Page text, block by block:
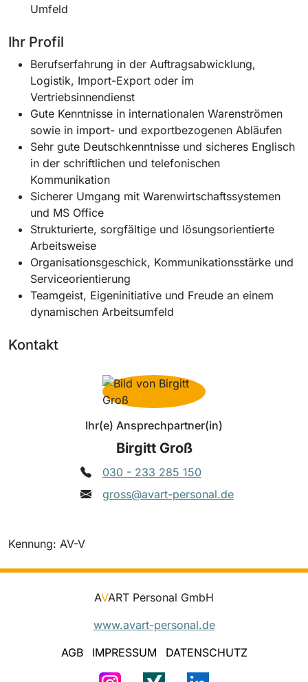
Umfeld
Ihr Profil
Berufserfahrung in der Auftragsabwicklung,
Logistik, Import-Export oder im
Vertriebsinnendienst
Gute Kenntnisse in internationalen Warenströmen
sowie in import- und exportbezogenen Abläufen
Sehr gute Deutschkenntnisse und sicheres Englisch
in der schriftlichen und telefonischen
Kommunikation
Sicherer Umgang mit Warenwirtschaftssystemen
und MS Office
Strukturierte, sorgfältige und lösungsorientierte
Arbeitsweise
Organisationsgeschick, Kommunikationsstärke und
Serviceorientierung
Teamgeist, Eigeninitiative und Freude an einem
dynamischen Arbeitsumfeld
Kontakt
Ihr(e) Ansprechpartner(in)
Birgitt Groß
030 - 233 285 150
gross@avart-personal.de
Kennung: AV-V
AVART Personal GmbH
www.avart-personal.de
AGB
IMPRESSUM DATENSCHUTZ